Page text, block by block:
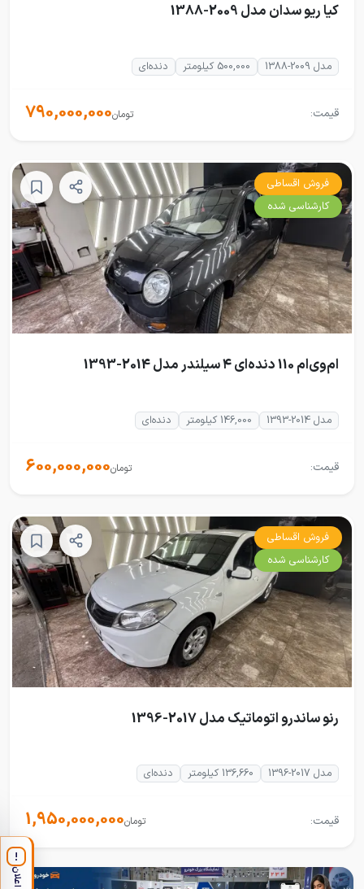
کیا ریو سدان مدل 2009-1388
مدل 2009-1388 500,000 کیلومتر دنده‌ای
قیمت: 790,000,000تومان
فروش اقساطی
کارشناسی شده
ام‌وی‌ام 110 دنده‌ای ۴ سیلندر مدل 2014-1393
مدل 2014-1393 146,000 کیلومتر دنده‌ای
قیمت: 600,000,000تومان
فروش اقساطی
کارشناسی شده
رنو ساندرو اتوماتیک مدل 2017-1396
مدل 2017-1396 136,660 کیلومتر دنده‌ای
قیمت: 1,950,000,000تومان
!
اعلان